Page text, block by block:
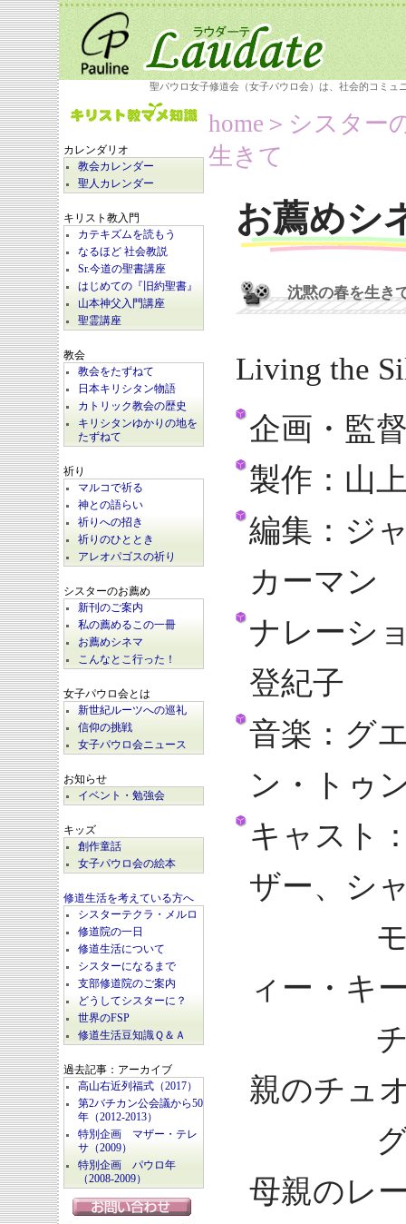
聖パウロ女子修道会（女子パウロ会）は、社会的コミ
カレンダリオ
教会カレンダー
聖人カレンダー
キリスト教入門
カテキズムを読もう
なるほど 社会教説
Sr.今道の聖書講座
はじめての『旧約聖書』
山本神父入門講座
聖霊講座
教会
教会をたずねて
日本キリシタン物語
カトリック教会の歴史
キリシタンゆかりの地を
たずねて
祈り
マルコで祈る
神との語らい
祈りへの招き
祈りのひととき
アレオパゴスの祈り
シスターのお薦め
新刊のご案内
私の薦めるこの一冊
お薦めシネマ
こんなとこ行った！
女子パウロ会とは
新世紀ルーツへの巡礼
信仰の挑戦
女子パウロ会ニュース
お知らせ
イベント・勉強会
キッズ
創作童話
女子パウロ会の絵本
修道生活を考えている方へ
シスターテクラ・メルロ
修道院の一日
修道生活について
シスターになるまで
支部修道院のご案内
どうしてシスターに？
世界のFSP
修道生活豆知識Ｑ＆Ａ
過去記事：アーカイブ
高山右近列福式（2017）
第2バチカン公会議から50
年（2012-2013）
特別企画 マザー・テレ
サ（2009）
特別企画 パウロ年
（2008-2009）
home ＞シスター
生きて
お薦めシ
沈黙の春を生き
Living the
企画・監
製作：山
編集：ジ
カーマン
ナレーシ
登紀子
音楽：グ
ン・トゥ
キャスト
ザー、シ
モナ・
ィー・キ
チュオ
親のチュ
グエン
母親のレ